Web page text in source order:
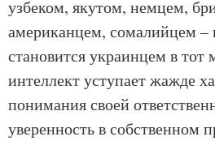
узбеком, якутом, немцем,
американцем, сомалийцем –
становится украинцем в тот
интеллект уступает жажде
понимания своей
уверенность в собственном